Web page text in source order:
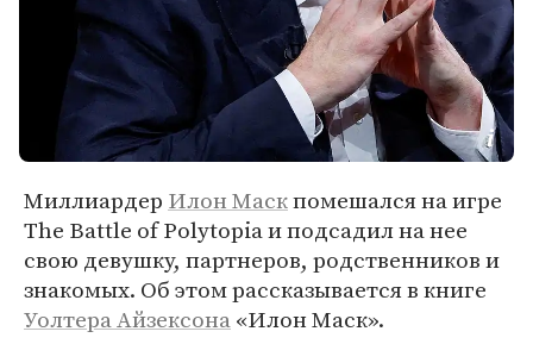
Миллиардер Илон Маскпомешался на игре
The Battle of Polytopia и подсадил на нее
свою девушку, партнеров, родственников и
знакомых. Об этом рассказывается в книге
Уолтера Айзексона«Илон Маск».